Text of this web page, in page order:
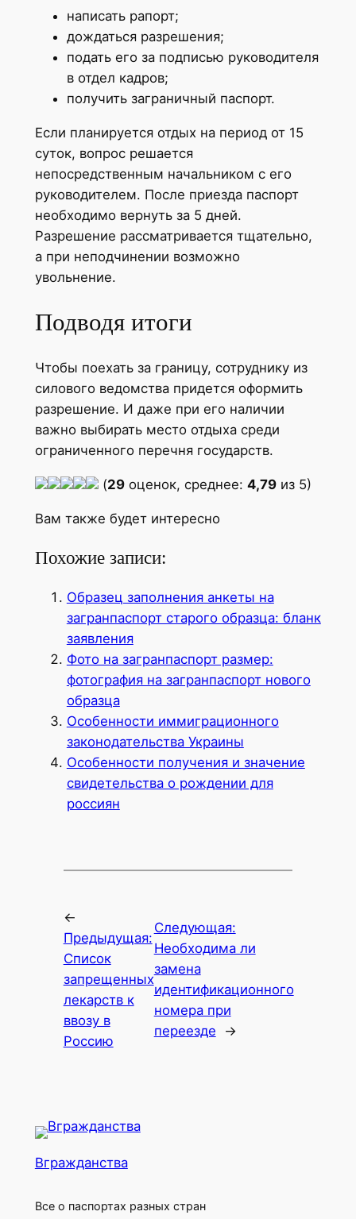
написать рапорт;
дождаться разрешения;
подать его за подписью руководителя
в отдел кадров;
получить заграничный паспорт.
Если планируется отдых на период от 15
суток, вопрос решается
непосредственным начальником с его
руководителем. После приезда паспорт
необходимо вернуть за 5 дней.
Разрешение рассматривается тщательно,
а при неподчинении возможно
увольнение.
Подводя итоги
Чтобы поехать за границу, сотруднику из
силового ведомства придется оформить
разрешение. И даже при его наличии
важно выбирать место отдыха среди
ограниченного перечня государств.
(29оценок, среднее: 4,79из 5)
Вам также будет интересно
Похожие записи:
Образец заполнения анкеты на
загранпаспорт старого образца: бланк
заявления
Фото на загранпаспорт размер:
фотография на загранпаспорт нового
образца
Особенности иммиграционного
законодательства Украины
Особенности получения и значение
свидетельства о рождении для
россиян
←
Предыдущая:
Список
запрещенных
лекарств к
ввозу в
Россию
Следующая:
Необходима ли
замена
идентификационного
номера при
переезде
→
Вгражданства
Все о паспортах разных стран